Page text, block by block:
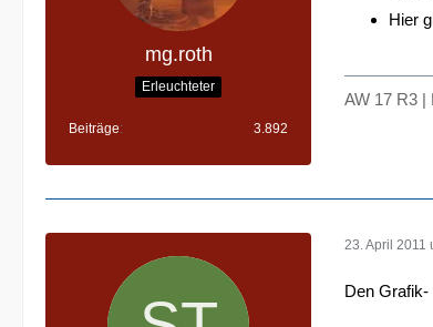
mg.roth
Erleuchteter
Beiträge 3.892
Hier
AW 17 R3 |
23. April 2011
Den Grafik-